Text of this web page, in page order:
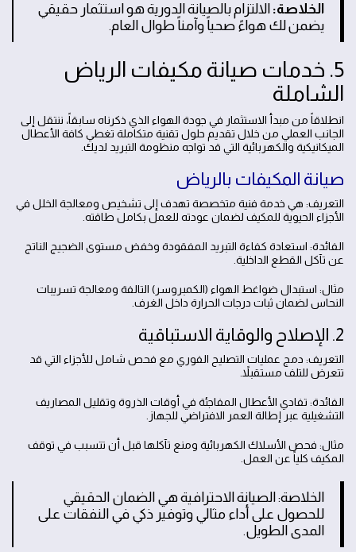
الخلاصة: الالتزام بالصيانة الدورية هو استثمار حقيقي
يضمن لك هواءً صحياً وآمناً طوال العام.
5. خدمات صيانة مكيفات الرياض
الشاملة
انطلاقاً من مبدأ الاستثمار في جودة الهواء الذي ذكرناه سابقاً، ننتقل إلى
الجانب العملي من خلال تقديم حلول تقنية متكاملة تغطي كافة الأعطال
الميكانيكية والكهربائية التي قد تواجه منظومة التبريد لديك.
صيانة المكيفات بالرياض
التعريف: هي خدمة فنية متخصصة تهدف إلى تشخيص ومعالجة الخلل في
الأجزاء الحيوية للمكيف لضمان عودته للعمل بكامل طاقته.
الفائدة: استعادة كفاءة التبريد المفقودة وخفض مستوى الضجيج الناتج
عن تآكل القطع الداخلية.
مثال: استبدال ضواغط الهواء (الكمبروسر) التالفة ومعالجة تسريبات
النحاس لضمان ثبات درجات الحرارة داخل الغرف.
2. الإصلاح والوقاية الاستباقية
التعريف: دمج عمليات التصليح الفوري مع فحص شامل للأجزاء التي قد
تتعرض للتلف مستقبلاً.
الفائدة: تفادي الأعطال المفاجئة في أوقات الذروة وتقليل المصاريف
التشغيلية عبر إطالة العمر الافتراضي للجهاز.
مثال: فحص الأسلاك الكهربائية ومنع تآكلها قبل أن تتسبب في توقف
المكيف كلياً عن العمل.
الخلاصة: الصيانة الاحترافية هي الضمان الحقيقي
للحصول على أداء مثالي وتوفير ذكي في النفقات على
المدى الطويل.